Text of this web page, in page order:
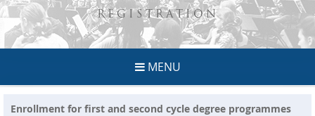
REGISTRATION
MENU
Enrollment for first and second cycle degree programmes